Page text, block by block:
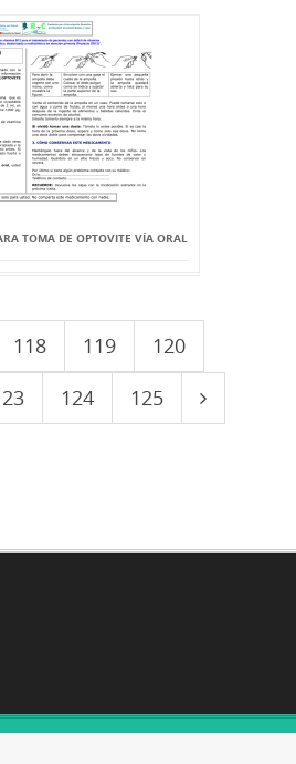
TOMA DE OPTOVITE VÍA ORAL
118 119
120
124 125